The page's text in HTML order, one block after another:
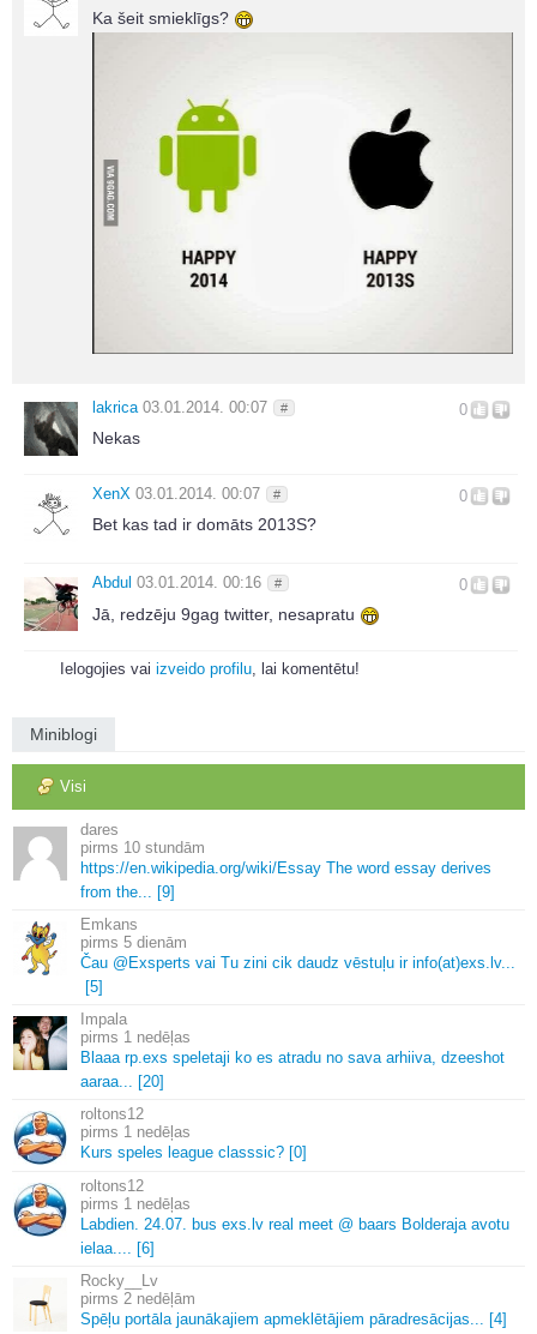
Ka šeit smieklīgs?
0
lakrica 03.01.2014. 00:07 #
Nekas
0
XenX 03.01.2014. 00:07 #
Bet kas tad ir domāts 2013S?
0
Abdul 03.01.2014. 00:16 #
Jā, redzēju 9gag twitter, nesapratu
Ielogojies vai izveido profilu, lai komentētu!
Miniblogi
Visi
dares
10 stundām
https://en.wikipedia.org/wiki/Essay The word essay derives
from the... [9]
Emkans
5 dienām
Čau @Exsperts vai Tu zini cik daudz vēstuļu ir info(at)exs. lv...
[5]
Impala
1 nedēļas
Blaaa rp.exs speletaji ko es atradu no sava arhiiva, dzeeshot
aaraa... [20]
roltons12
1 nedēļas
Kurs speles league classsic? [0]
roltons12
1 nedēļas
Labdien. 24.07. bus exs. lv real meet @ baars Bolderaja avotu
ielaa.... [6]
Rocky__Lv
2 nedēļām
Spēļu portāla jaunākajiem apmeklētājiem pāradresācijas... [4]